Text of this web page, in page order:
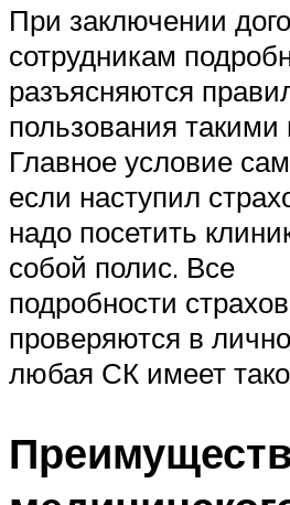
При заключении
сотрудникам
разъясняются
пользования
Главное условие
если наступил
надо посетить
собой полис. Все
подробности
проверяются в
любая СК имеет